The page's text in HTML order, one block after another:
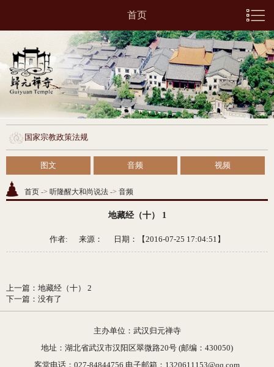
首页
国家宗教政策法规
图文 音频 视频
首页 -> 听隆醒大和尚说法 -> 音频
地藏经（十） 1
作者: 来源： 日期：【2016-07-25 17:04:51】
上一篇 ： 地藏经（十） 2
下一篇 ： 没有了
主办单位：武汉归元禅寺
地址：湖北省武汉市汉阳区翠微路20号 (邮编：430050)
客堂电话：027-84844756 电子邮箱：1320611153@qq.com